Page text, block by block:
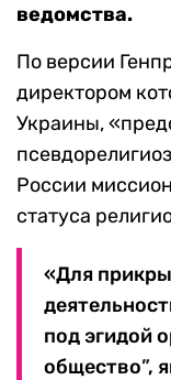
ведомства.
По версии
директором
Украины,
России
статуса
«Для
под эгидой
общество”,